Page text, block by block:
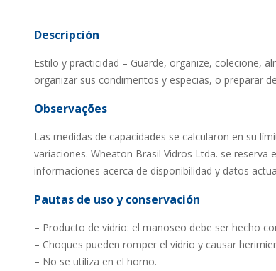
Descripción
Estilo y practicidad – Guarde, organize, colecione,
organizar sus condimentos y especias, o preparar
Observações
Las medidas de capacidades se calcularon en su
variaciones. Wheaton Brasil Vidros Ltda. se
informaciones acerca de disponibilidad y datos
Pautas de uso y conservación
– Producto de vidrio: el manoseo debe ser hecho
– Choques pueden romper el vidrio y causar
– No se utiliza en el horno.